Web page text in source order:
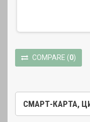
СМАРТ-КАРТА,
COMPARE (0)